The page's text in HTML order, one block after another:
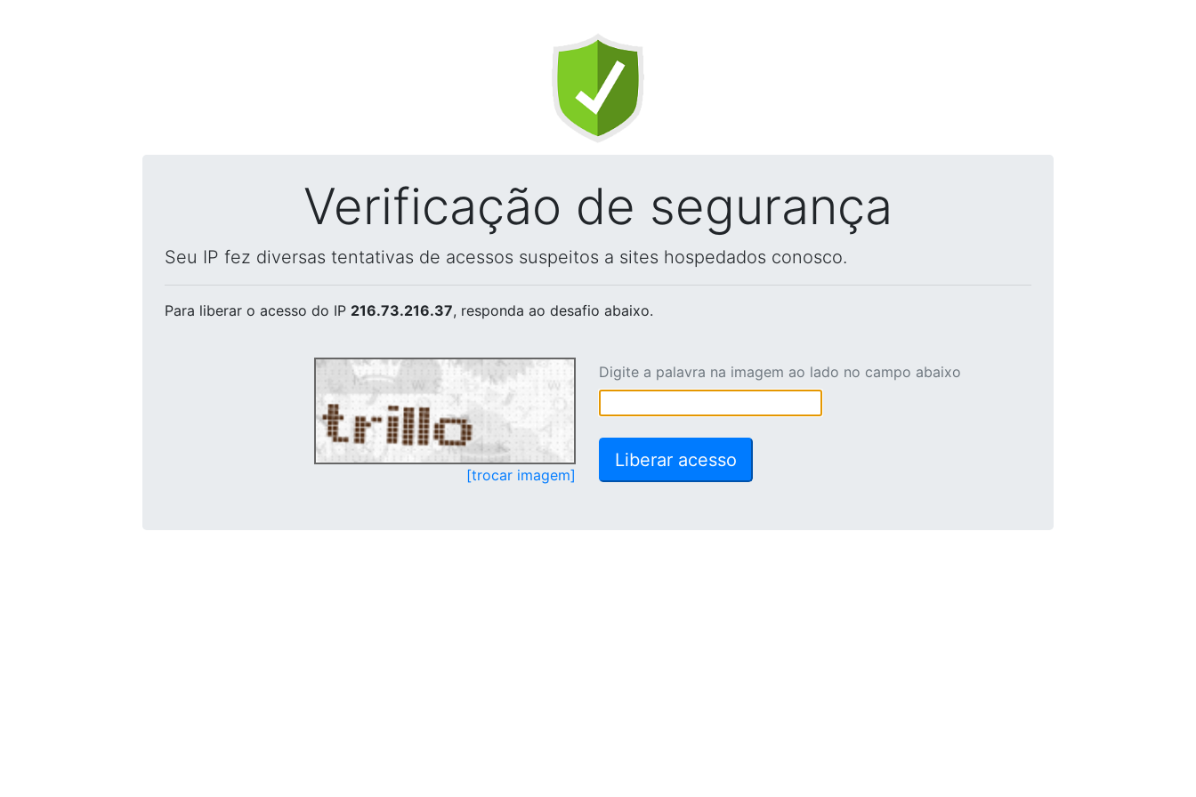
Verificação de segurança
Seu IP fez diversas tentativas de acessos suspeitos a sites hospedados conosco.
Para liberar o acesso do IP 216.73.216.37, responda ao desafio abaixo.
[trocar imagem]
Digite a palavra na imagem ao lado no campo abaixo